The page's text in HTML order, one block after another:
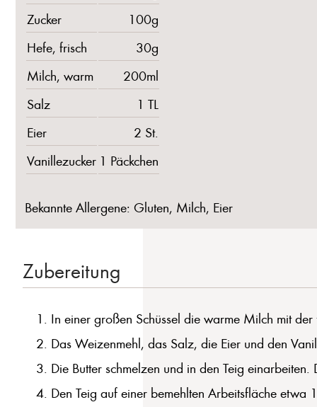
Zucker
100g
Hefe, frisch
30g
Milch, warm
200ml
Salz
1 TL
Eier
2 St.
Vanillezucker 1 Päckchen
Bekannte Allergene: Gluten, Milch, Eier
Zubereitung
In einer großen Schüssel die warme Milch mit
Das Weizenmehl, das Salz, die Eier und den
Die Butter schmelzen und in den Teig
Den Teig auf einer bemehlten Arbeitsfläche etwa